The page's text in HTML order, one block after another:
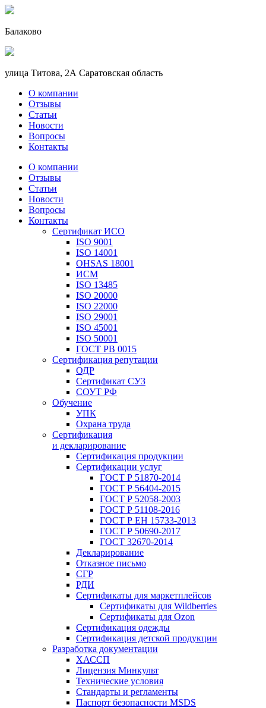
Балаково
улица Титова, 2А Саратовская область
О компании
Отзывы
Статьи
Новости
Вопросы
Контакты
О компании
Отзывы
Статьи
Новости
Вопросы
Контакты
Сертификат ИСО
ISO 9001
ISO 14001
OHSAS 18001
ИСМ
ISO 13485
ISO 20000
ISO 22000
ISO 29001
ISO 45001
ISO 50001
ГОСТ РВ 0015
Сертификация репутации
ОДР
Сертификат СУЗ
СОУТ РФ
Обучение
УПК
Охрана труда
Сертификация
и декларирование
Сертификация продукции
Сертификации услуг
ГОСТ Р 51870-2014
ГОСТ Р 56404-2015
ГОСТ Р 52058-2003
ГОСТ Р 51108-2016
ГОСТ Р ЕН 15733-2013
ГОСТ Р 50690-2017
ГОСТ 32670-2014
Декларирование
Отказное письмо
СГР
РДИ
Сертификаты для маркетплейсов
Сертификаты для Wildberries
Сертификаты для Ozon
Сертификация одежды
Сертификация детской продукции
Разработка документации
ХАССП
Лицензия Минкульт
Технические условия
Стандарты и регламенты
Паспорт безопасности MSDS